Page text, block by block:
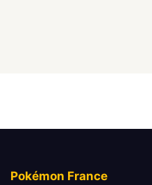
Pokémon France